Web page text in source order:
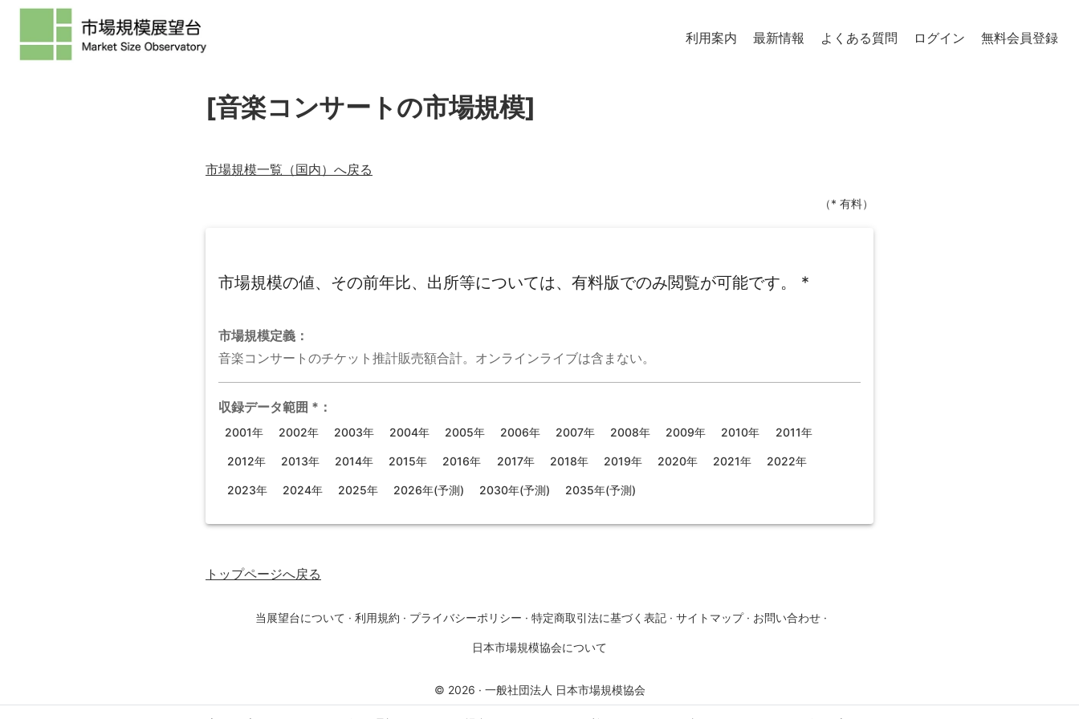
利用案内 最新情報 よくある質問 ログイン 無料会員登録
[音楽コンサートの市場規模]
市場規模一覧（国内）へ戻る
（* 有料）
市場規模の値、その前年比、出所等については、有料版でのみ閲覧が可能です。 *
市場規模定義：
音楽コンサートのチケット推計販売額合計。オンラインライブは含まない。
収録データ範囲 * ：
2001年 2002年 2003年 2004年 2005年 2006年 2007年 2008年 2009年 2010年 2011年
2012年 2013年 2014年 2015年 2016年 2017年 2018年 2019年 2020年 2021年 2022年
2023年 2024年 2025年 2026年(予測) 2030年(予測) 2035年(予測)
トップページへ戻る
当展望台について · 利用規約 · プライバシーポリシー · 特定商取引法に基づく表記 · サイトマップ · お問い合わせ ·
日本市場規模協会について
© 2026 · 一般社団法人 日本市場規模協会